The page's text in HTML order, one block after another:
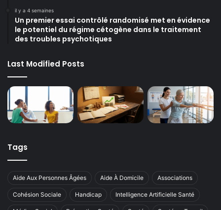
il y a 4 semaines
Un premier essai contrôlé randomisé met en évidence
le potentiel du régime cétogène dans le traitement
des troubles psychotiques
Last Modified Posts
Tags
Aide Aux Personnes Âgées Aide À Domicile Associations
Cohésion Sociale Handicap Intelligence Artificielle Santé